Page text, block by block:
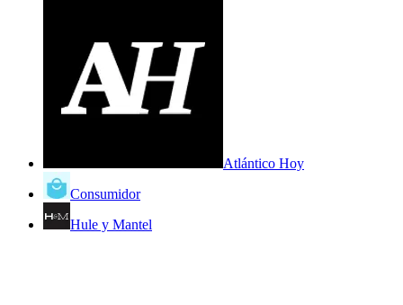
Atlántico Hoy
Consumidor
Hule y Mantel